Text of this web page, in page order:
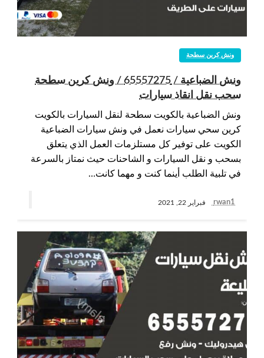
ونش كرين سطحة
ونش الضباعية / 65557275 / ونش كرين سطحة
سحب نقل انقاذ سيارات
ونش الضباعية بالكويت سطحة لنقل السيارات بالكويت
كرين سحي سيارات نعمل في ونش سيارات الضباعية
الكويت على توفير كل مستلزمات العمل الذي يتعلق
بسحب و نقل السيارات و الشاحنات حيث نمتاز بالسرعة
في تلبية الطلب أينما كنت و مهما كانت…
rwan1 فبراير 22, 2021